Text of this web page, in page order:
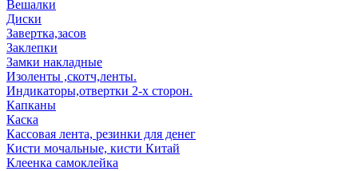
Вешалки
Диски
Завертка,засов
Заклепки
Замки накладные
Изоленты ,скотч,ленты.
Индикаторы,отвертки 2-х сторон.
Капканы
Каска
Кассовая лента, резинки для денег
Кисти мочальные, кисти Китай
Клеенка самоклейка